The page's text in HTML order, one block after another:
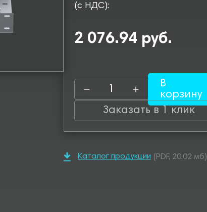
(с НДС):
2 076.94 руб.
В
корзину
Заказать в 1 клик
Каталог продукции (PDF, 20.02 мб)